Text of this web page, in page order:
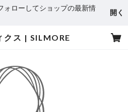
ォローしてショップの最新情
開く
クス | SILMORE